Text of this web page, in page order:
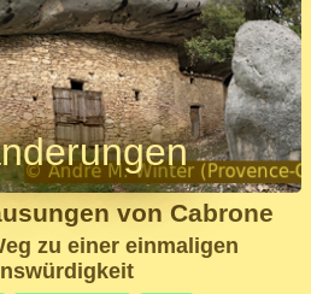
von Cabrone
zu einer einmaligen